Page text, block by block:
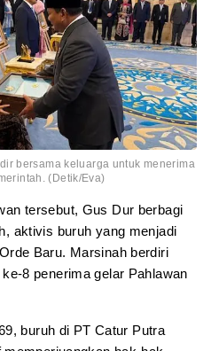
bersama keluarga untuk menerima
(Detik/Eva)
tersebut, Gus Dur berbagi
aktivis buruh yang menjadi
Baru. Marsinah berdiri
8 penerima gelar Pahlawan
buruh di PT Catur Putra